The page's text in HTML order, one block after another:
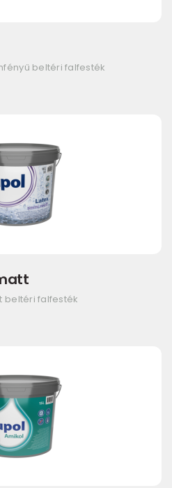
beltéri falfesték
beltéri falfesték